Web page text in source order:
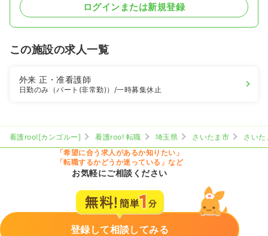
ログインまたは新規登録
この施設の求人一覧
外来正・准看護師
日勤のみ（パート(非常勤)） /一時募集休止
看護roo![カンゴルー] 看護roo! 転職 埼玉県 さいたま市
さい
「希望に合う求人があるか知りたい」
「転職するかどうか迷っている」など
お気軽にご相談ください
登録して相談してみる